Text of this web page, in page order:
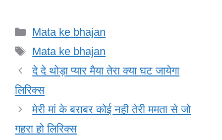
e
b
o
o
k
er e
dI
n
s
A
p
M
Categories
Mata ke bhajan
Tags
Mata ke bhajan
दे दे थोड़ा प्यार मैया तेरा क्या घट जायेगा
लिरिक्स
मेरी मां के बराबर कोई नही तेरी ममता से जो
गहरा हो लिरिक्स